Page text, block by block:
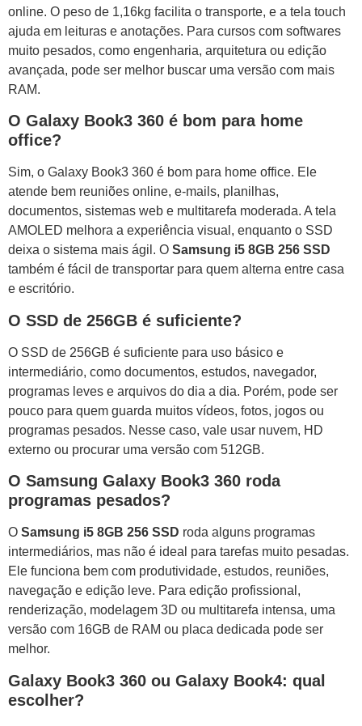
online. O peso de 1,16kg facilita o transporte, e a tela touch
ajuda em leituras e anotações. Para cursos com softwares
muito pesados, como engenharia, arquitetura ou edição
avançada, pode ser melhor buscar uma versão com mais
RAM.
O Galaxy Book3 360 é bom para home
office?
Sim, o Galaxy Book3 360 é bom para home office. Ele
atende bem reuniões online, e-mails, planilhas,
documentos, sistemas web e multitarefa moderada. A tela
AMOLED melhora a experiência visual, enquanto o SSD
deixa o sistema mais ágil. O Samsung i5 8GB 256 SSD
também é fácil de transportar para quem alterna entre casa
e escritório.
O SSD de 256GB é suficiente?
O SSD de 256GB é suficiente para uso básico e
intermediário, como documentos, estudos, navegador,
programas leves e arquivos do dia a dia. Porém, pode ser
pouco para quem guarda muitos vídeos, fotos, jogos ou
programas pesados. Nesse caso, vale usar nuvem, HD
externo ou procurar uma versão com 512GB.
O Samsung Galaxy Book3 360 roda
programas pesados?
O Samsung i5 8GB 256 SSD roda alguns programas
intermediários, mas não é ideal para tarefas muito pesadas.
Ele funciona bem com produtividade, estudos, reuniões,
navegação e edição leve. Para edição profissional,
renderização, modelagem 3D ou multitarefa intensa, uma
versão com 16GB de RAM ou placa dedicada pode ser
melhor.
Galaxy Book3 360 ou Galaxy Book4: qual
escolher?